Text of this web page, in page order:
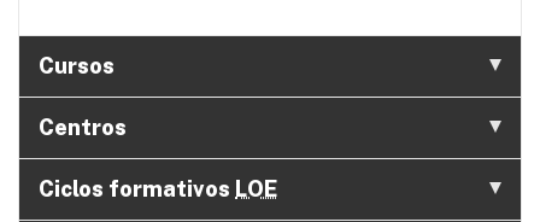
Cursos
Centros
Ciclos formativos LOE